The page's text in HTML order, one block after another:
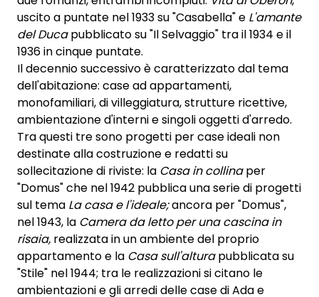
uscito a puntate nel 1933 su "Casabella" e L'amante
del Ducapubblicato su "Il Selvaggio" tra il 1934 e il
1936 in cinque puntate.
Il decennio successivo è caratterizzato dal tema
dell'abitazione: case ad appartamenti,
monofamiliari, di villeggiatura, strutture ricettive,
ambientazione d'interni e singoli oggetti d'arredo.
Tra questi tre sono progetti per case ideali non
destinate alla costruzione e redatti su
sollecitazione di riviste: la Casa in collinaper
"Domus" che nel 1942 pubblica una serie di progetti
sul tema La casa e l'ideale;ancora per "Domus",
nel 1943, la Camera da letto per una cascina in
risaia, realizzata in un ambiente del proprio
appartamento e la Casa sull'alturapubblicata su
"Stile" nel 1944; tra le realizzazioni si citano le
ambientazioni e gli arredi delle case di Ada e